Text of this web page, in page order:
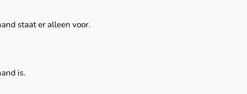
staat er alleen voor.
is.